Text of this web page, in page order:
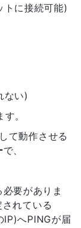
トに接続可能)
ない)
。
て動作させる
で、
要がありま
れている
IP)へPINGが届